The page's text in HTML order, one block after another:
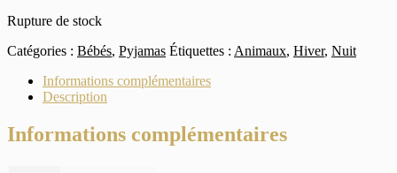
Rupture de stock
Catégories : Bébés, Pyjamas Étiquettes : Animaux, Hiver, Nuit
Informations complémentaires
Description
Informations complémentaires